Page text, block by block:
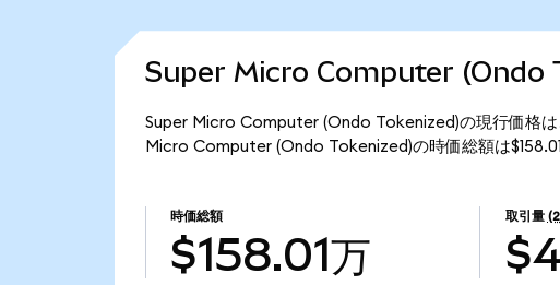
Super Micro Computer (Ondo
Super Micro Computer (Ondo Tokenized)の現行価格は
Micro Computer (Ondo Tokenized)の時価総額は$158.01
時価総額
$158.01万
取引量